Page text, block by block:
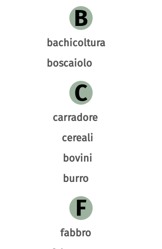
B
bachicoltura
boscaiolo
C
carradore
cereali
bovini
burro
F
fabbro